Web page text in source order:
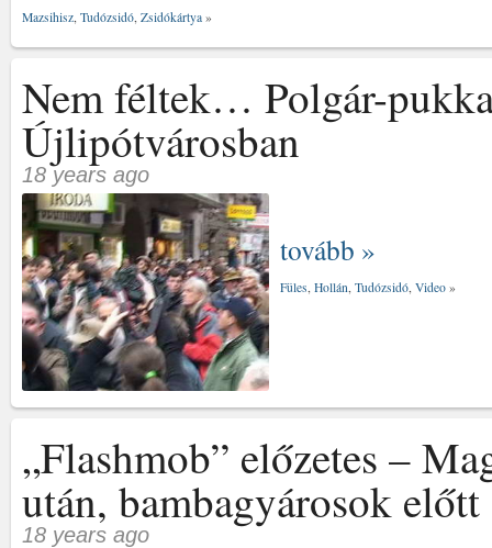
Mazsihisz, Tudózsidó, Zsidókártya »
Nem féltek… Polgár-
Újlipótvárosban
18 years ago
tovább »
Füles, Hollán, Tudózsidó, Video »
„Flashmob” előzetes –
után, bambagyárosok előtt
18 years ago